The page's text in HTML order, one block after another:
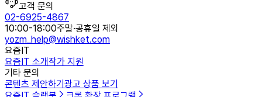
고객 문의
02-6925-4867
10:00-18:00주말·공휴일 제외
yozm_help@wishket.com
요즘IT
요즘IT 소개작가 지원
기타 문의
콘텐츠 제안하기 광고 상품 보기